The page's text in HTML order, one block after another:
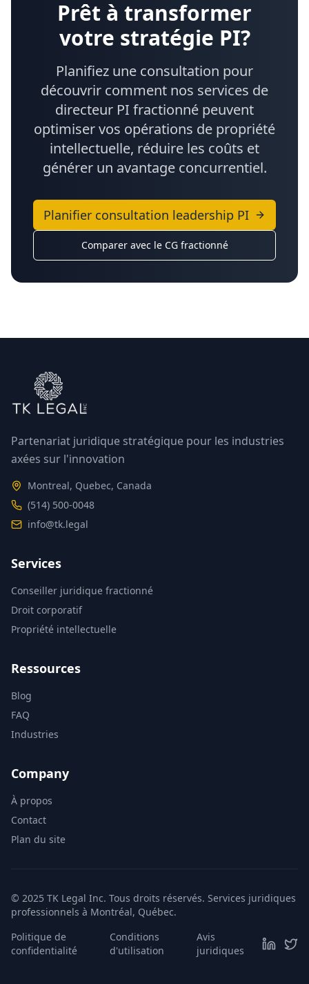
Prêt à transformer
votre stratégie PI?
Planifiez une consultation pour
découvrir comment nos services de
directeur PI fractionné peuvent
optimiser vos opérations de propriété
intellectuelle, réduire les coûts et
générer un avantage concurrentiel.
Planifier consultation leadership PI
Comparer avec le CG fractionné
Partenariat juridique stratégique pour les industries
axées sur l'innovation
Montreal, Quebec, Canada
(514) 500-0048
info@tk.legal
Services
Conseiller juridique fractionné
Droit corporatif
Propriété intellectuelle
Ressources
Blog
FAQ
Industries
Company
À propos
Contact
Plan du site
© 2025 TK Legal Inc. Tous droits réservés. Services juridiques
professionnels à Montréal, Québec.
Politique de
confidentialité
Conditions
d'utilisation
Avis
juridiques